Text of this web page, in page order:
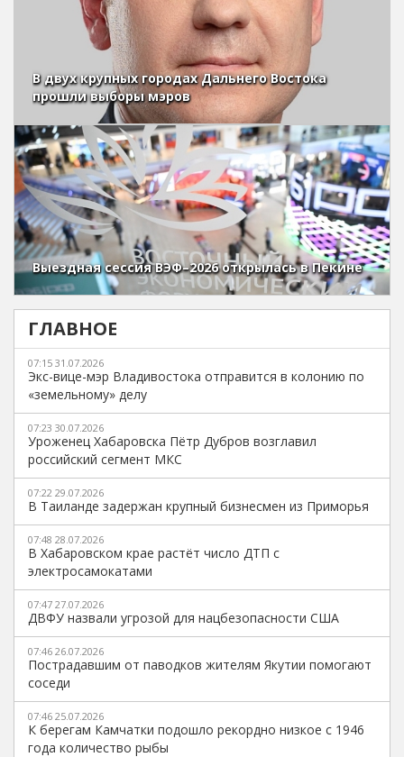
В двух крупных городах Дальнего Востока
прошли выборы мэров
Выездная сессия ВЭФ–2026 открылась в Пекине
ГЛАВНОЕ
07:15 31.07.2026
Экс-вице-мэр Владивостока отправится в колонию по
«земельному» делу
07:23 30.07.2026
Уроженец Хабаровска Пётр Дубров возглавил
российский сегмент МКС
07:22 29.07.2026
В Таиланде задержан крупный бизнесмен из Приморья
07:48 28.07.2026
В Хабаровском крае растёт число ДТП с
электросамокатами
07:47 27.07.2026
ДВФУ назвали угрозой для нацбезопасности США
07:46 26.07.2026
Пострадавшим от паводков жителям Якутии помогают
соседи
07:46 25.07.2026
К берегам Камчатки подошло рекордно низкое с 1946
года количество рыбы